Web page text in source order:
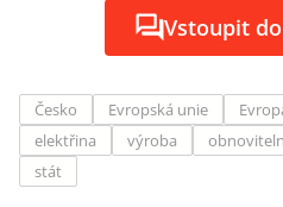
Vstoupit
Česko Evropská unie
elektřina
výroba
stát